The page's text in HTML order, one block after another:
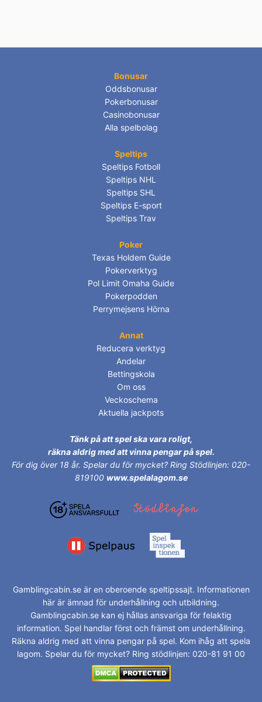
Bonusar
Oddsbonusar
Pokerbonusar
Casinobonusar
Alla spelbolag
Speltips
Speltips Fotboll
Speltips NHL
Speltips SHL
Speltips E-sport
Speltips Trav
Poker
Texas Holdem Guide
Pokerverktyg
Pol Limit Omaha Guide
Pokerpodden
Perrymejsens Hörna
Annat
Reducera verktyg
Andelar
Bettingskola
Om oss
Veckoschema
Aktuella jackpots
Tänk på att spel ska vara roligt,
räkna aldrig med att vinna pengar på spel.
För dig över 18 år. Spelar du för mycket? Ring Stödlinjen: 020-
819100 www.spelalagom.se
Gamblingcabin.se är en oberoende speltipssajt. Informationen
här är ämnad för underhållning och utbildning.
Gamblingcabin.se kan ej hållas ansvariga för felaktig
information. Spel handlar först och främst om underhållning.
Räkna aldrig med att vinna pengar på spel. Kom ihåg att spela
lagom. Spelar du för mycket? Ring stödlinjen: 020-81 91 00